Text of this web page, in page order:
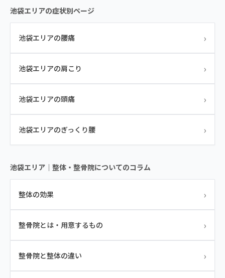
池袋エリアの症状別ページ
池袋エリアの腰痛 ›
池袋エリアの肩こり ›
池袋エリアの頭痛 ›
池袋エリアのぎっくり腰 ›
池袋エリア｜整体・整骨院についてのコラム
整体の効果 ›
整骨院とは・用意するもの ›
整骨院と整体の違い ›